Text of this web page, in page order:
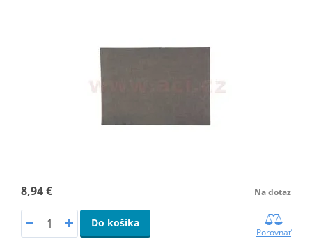
8,94 € Na dotaz
Do košíka
Porovnať